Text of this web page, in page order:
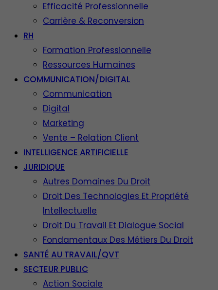
Efficacité Professionnelle
Carrière & Reconversion
RH
Formation Professionnelle
Ressources Humaines
COMMUNICATION/DIGITAL
Communication
Digital
Marketing
Vente – Relation Client
INTELLIGENCE ARTIFICIELLE
JURIDIQUE
Autres Domaines Du Droit
Droit Des Technologies Et Propriété
Intellectuelle
Droit Du Travail Et Dialogue Social
Fondamentaux Des Métiers Du Droit
SANTÉ AU TRAVAIL/QVT
SECTEUR PUBLIC
Action Sociale